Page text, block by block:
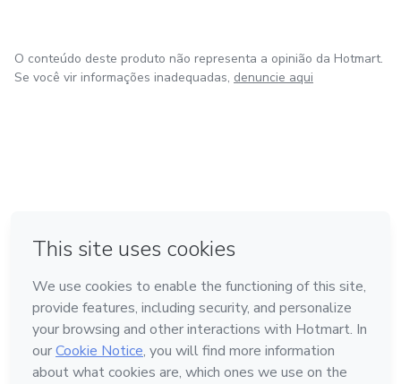
O conteúdo deste produto não representa a opinião da Hotmart.
Se você vir informações inadequadas, denuncie aqui
Feito com ❤ em Amsterdam
Conheça a Hotmart